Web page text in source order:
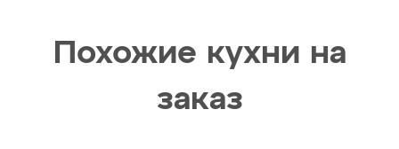
Похожие кухни на
заказ